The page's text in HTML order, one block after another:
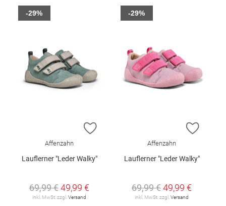
ZUR WUNSCHLISTE HINZUFÜGEN
Affenzahn
Lauflerner "Leder Walky"
69,99 €49,99 €
inkl. MwSt. zzgl. Versand
-29%
ZUR
Affenzahn
Lauflerner "Leder Walky"
69,99 €49,99 €
inkl. MwSt. zzgl. Versand
-29%